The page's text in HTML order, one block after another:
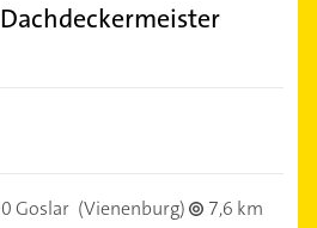
Goslar (Vienenburg)
7,6 km